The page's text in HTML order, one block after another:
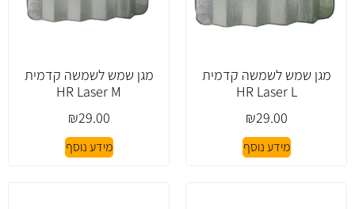
מגן שמש לשמשה קדמית
HR Laser L
₪29.00
מידע נוסף
מגן שמש לשמשה קדמית
HR Laser M
₪29.00
מידע נוסף